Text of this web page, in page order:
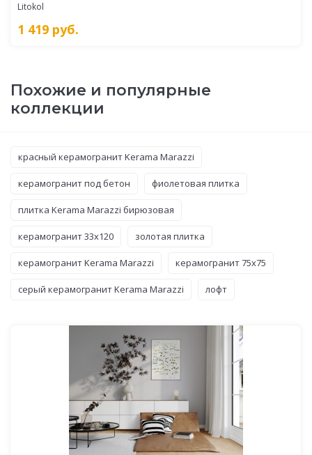
Litokol
1 419 руб.
Похожие и популярные
коллекции
красный керамогранит Kerama Marazzi
керамогранит под бетон фиолетовая плитка
плитка Kerama Marazzi бирюзовая
керамогранит 33x120 золотая плитка
керамогранит Kerama Marazzi керамогранит 75x75
серый керамогранит Kerama Marazzi лофт